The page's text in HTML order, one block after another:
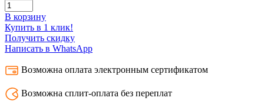
В корзину
Купить в 1 клик!
Получить скидку
Написать в WhatsApp
Возможна оплата электронным сертификатом
Возможна сплит-оплата без переплат